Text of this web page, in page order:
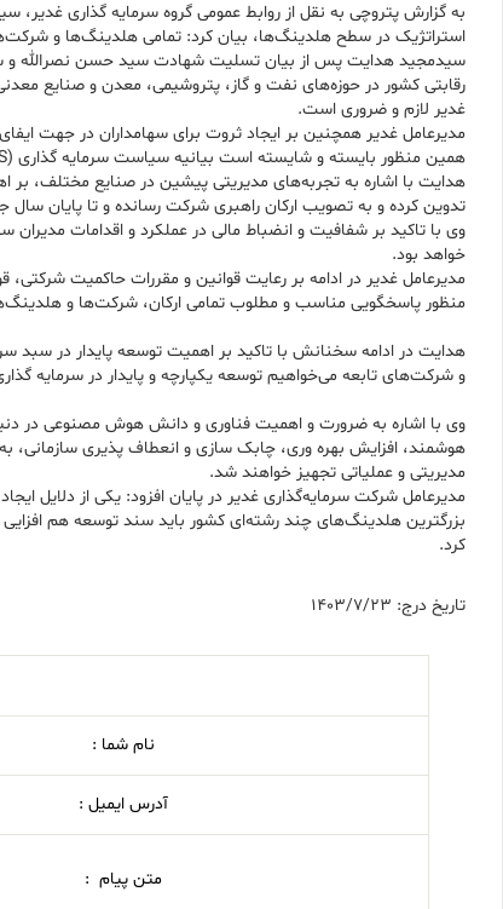
به گزارش پتروچی به نقل از روابط عمومی گروه سرمایه گذاری
استراتژیک در سطح هلدینگ‌ها، بیان کرد: تمامی هلدینگ‌ها و
سیدمجید هدایت پس از بیان تسلیت شهادت سید حسن نصرالله و
رقابتی کشور در حوزه‌های نفت و گاز، پتروشیمی، معدن و صنایع
غدیر لازم و ضروری است.
مدیرعامل غدیر همچنین بر ایجاد ثروت برای سهامداران در جهت
همین منظور بایسته و شایسته است بیانیه سیاست سرمایه گذاری (IPS) و استراتژی دارایی از سوی هلدینگ‌ها تهیه و تدوین شود.
هدایت با اشاره به تجربه‌های مدیریتی پیشین در صنایع مختلف،
تدوین کرده و به تصویب ارکان راهبری شرکت رسانده و تا پایان سال
وی با تاکید بر شفافیت و انضباط مالی در عملکرد و اقدامات
خواهد بود.
مدیرعامل غدیر در ادامه بر رعایت قوانین و مقررات حاکمیت
منظور پاسخگویی مناسب و مطلوب تمامی ارکان، شرکت‌ها و
هدایت در ادامه سخنانش با تاکید بر اهمیت توسعه پایدار در سبد
و شرکت‌های تابعه می‌خواهیم توسعه یکپارچه و پایدار در سرمایه
وی با اشاره به ضرورت و اهمیت فناوری و دانش هوش مصنوعی در
هوشمند، افزایش بهره وری، چابک سازی و انعطاف پذیری
مدیریتی و عملیاتی تجهیز خواهند شد.
مدیرعامل شرکت سرمایه‌گذاری غدیر در پایان افزود: یکی از دلایل
بزرگترین هلدینگ‌های چند رشته‌ای کشور باید سند توسعه هم افزایی
کرد.
تاریخ درج: 1403/7/23
نام شما :
آدرس ایمیل :
متن پیام :